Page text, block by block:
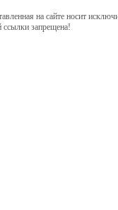
на сайте носит
ссылки запрещена!